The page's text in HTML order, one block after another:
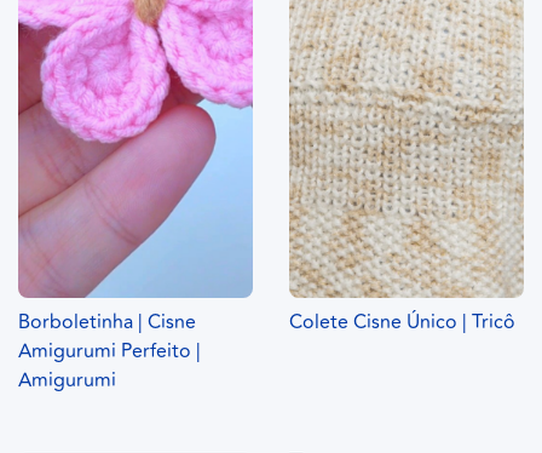
Borboletinha | Cisne
Amigurumi Perfeito |
Amigurumi
Colete Cisne Único | Tricô